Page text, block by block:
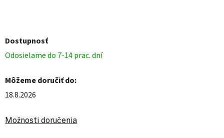
Dostupnosť
Odosielame do 7-14 prac. dní
Môžeme doručiť do:
18.8.2026
Možnosti doručenia